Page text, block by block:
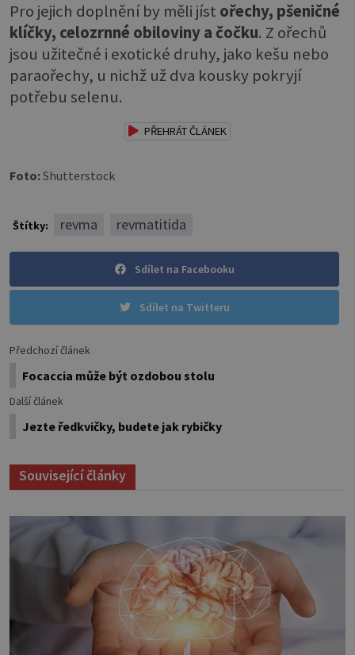
Pro jejich doplnění by měli jíst ořechy, pšeničné
klíčky, celozrnné obiloviny a čočku. Z ořechů
jsou užitečné i exotické druhy, jako kešu nebo
paraořechy, u nichž už dva kousky pokryjí
potřebu selenu.
PŘEHRÁT ČLÁNEK
Foto:Shutterstock
Štítky: revma revmatitida
Sdílet na Facebooku
Sdílet na Twitteru
Předchozí článek
Focaccia může být ozdobou stolu
Další článek
Jezte ředkvičky, budete jak rybičky
Související články